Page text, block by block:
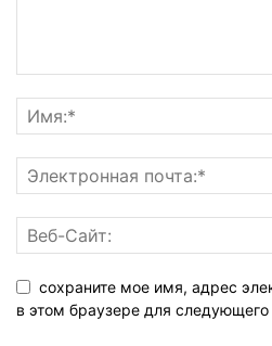
сохраните мое имя, адрес
в этом браузере для